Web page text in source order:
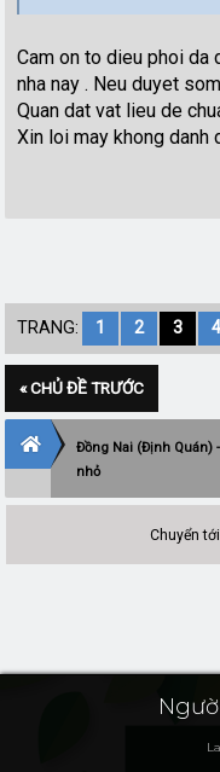
Cam on to dieu phoi da
nha nay . Neu duyet
Quan dat vat lieu de
Xin loi may khong danh
TRANG: 1 2 3 4
« CHỦ ĐỀ TRƯỚC
Đồng Nai (Định Quán)
nhỏ
Chuyển